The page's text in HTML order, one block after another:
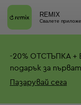
REMIX
Свалете
-20% ОТСТЪПКА +
подарък за
Пазарувай сега